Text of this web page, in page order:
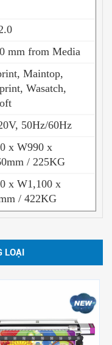
mm from Media
Maintop,
Wasatch,
50Hz/60Hz
x W990 x
/ 225KG
x W1,100 x
/ 422KG
LOẠI